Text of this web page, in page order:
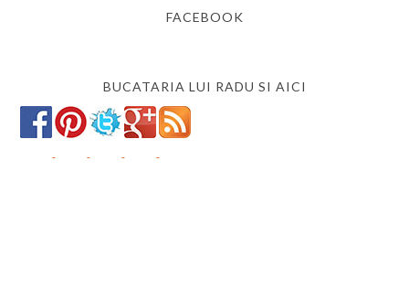
FACEBOOK
BUCATARIA LUI RADU SI AICI